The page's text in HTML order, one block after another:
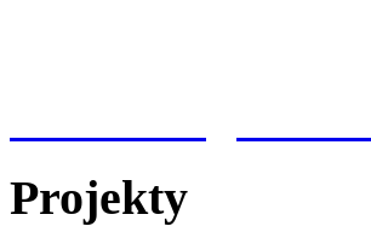
Projekty